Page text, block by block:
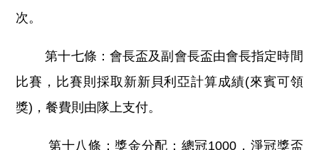
次。
第十七條：會長盃及副會長盃由會長指定時間
比賽，比賽則採取新新貝利亞計算成績(來賓可領
獎)，餐費則由隊上支付。
第十八條：獎金分配：總冠1000，淨冠獎盃